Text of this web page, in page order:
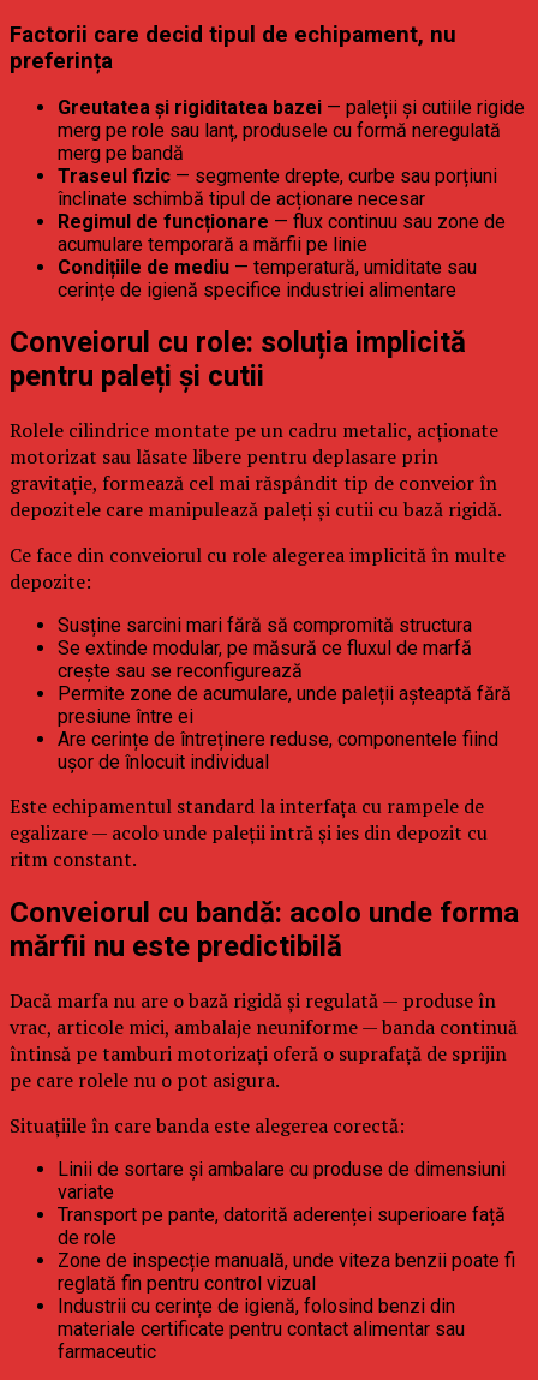
Factorii care decid tipul de echipament, nu
preferința
Greutatea și rigiditatea bazei — paleții și cutiile rigide
merg pe role sau lanț, produsele cu formă neregulată
merg pe bandă
Traseul fizic — segmente drepte, curbe sau porțiuni
înclinate schimbă tipul de acționare necesar
Regimul de funcționare — flux continuu sau zone de
acumulare temporară a mărfii pe linie
Condițiile de mediu — temperatură, umiditate sau
cerințe de igienă specifice industriei alimentare
Conveiorul cu role: soluția implicită
pentru paleți și cutii
Rolele cilindrice montate pe un cadru metalic, acționate
motorizat sau lăsate libere pentru deplasare prin
gravitație, formează cel mai răspândit tip de conveior în
depozitele care manipulează paleți și cutii cu bază rigidă.
Ce face din conveiorul cu role alegerea implicită în multe
depozite:
Susține sarcini mari fără să compromită structura
Se extinde modular, pe măsură ce fluxul de marfă
crește sau se reconfigurează
Permite zone de acumulare, unde paleții așteaptă fără
presiune între ei
Are cerințe de întreținere reduse, componentele fiind
ușor de înlocuit individual
Este echipamentul standard la interfața cu rampele de
egalizare — acolo unde paleții intră și ies din depozit cu
ritm constant.
Conveiorul cu bandă: acolo unde forma
mărfii nu este predictibilă
Dacă marfa nu are o bază rigidă și regulată — produse în
vrac, articole mici, ambalaje neuniforme — banda continuă
întinsă pe tamburi motorizați oferă o suprafață de sprijin
pe care rolele nu o pot asigura.
Situațiile în care banda este alegerea corectă:
Linii de sortare și ambalare cu produse de dimensiuni
variate
Transport pe pante, datorită aderenței superioare față
de role
Zone de inspecție manuală, unde viteza benzii poate fi
reglată fin pentru control vizual
Industrii cu cerințe de igienă, folosind benzi din
materiale certificate pentru contact alimentar sau
farmaceutic